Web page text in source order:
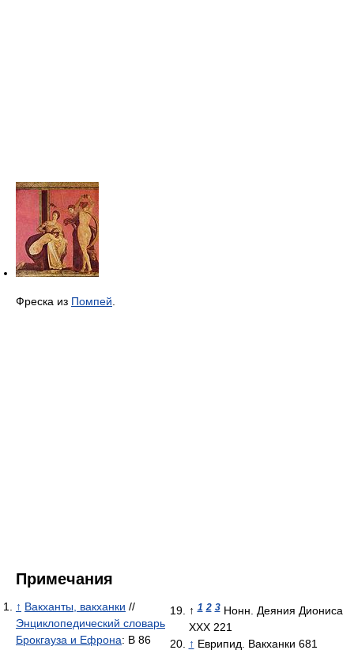
Фреска из Помпей
Примечания
↑ Вакханты, вакханки //
Энциклопедический словарь
Брокгауза и Ефрона: В 86
↑1 2 3 Нонн. Деяния Диониса
XXX 221
↑ Еврипид. Вакханки 681